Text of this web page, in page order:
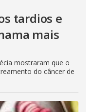
tardios e
mais
mostraram que o
do câncer de